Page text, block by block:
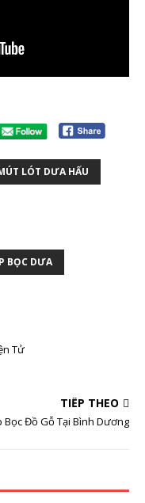
LÓT DƯA HẤU
BỌC DƯA
Tử
TIẾP THEO
Bọc Đồ Gỗ Tại Bình Dương